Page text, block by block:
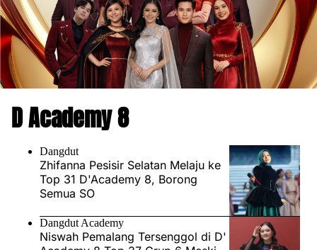
D Academy 8
Dangdut
Zhifanna Pesisir Selatan Melaju ke
Top 31 D'Academy 8, Borong
Semua SO
Dangdut Academy
Niswah Pemalang Tersenggol di D'